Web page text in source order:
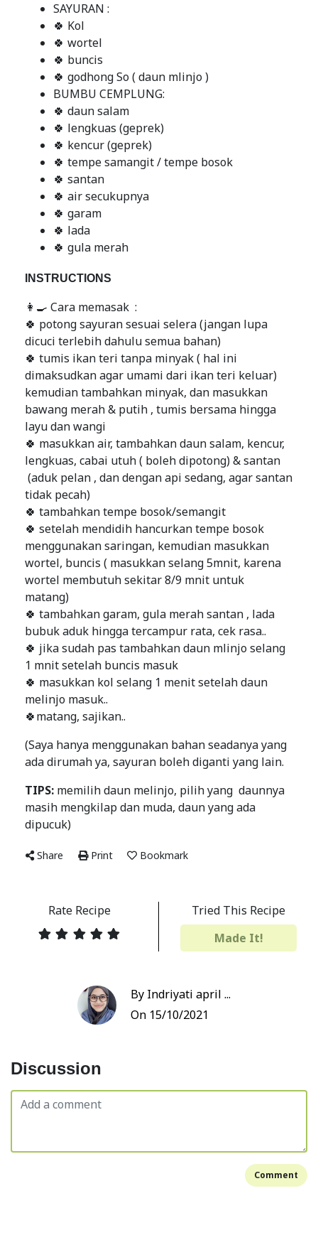
SAYURAN :
🍀 Kol
🍀 wortel
🍀 buncis
🍀 godhong So ( daun mlinjo )
BUMBU CEMPLUNG:
🍀 daun salam
🍀 lengkuas (geprek)
🍀 kencur (geprek)
🍀 tempe samangit / tempe bosok
🍀 santan
🍀 air secukupnya
🍀 garam
🍀 lada
🍀 gula merah
INSTRUCTIONS
👩‍🍳 Cara memasak :
🍀 potong sayuran sesuai selera (jangan lupa
dicuci terlebih dahulu semua bahan)
🍀 tumis ikan teri tanpa minyak ( hal ini
dimaksudkan agar umami dari ikan teri keluar)
kemudian tambahkan minyak, dan masukkan
bawang merah & putih , tumis bersama hingga
layu dan wangi
🍀 masukkan air, tambahkan daun salam, kencur,
lengkuas, cabai utuh ( boleh dipotong) & santan
(aduk pelan , dan dengan api sedang, agar santan
tidak pecah)
🍀 tambahkan tempe bosok/semangit
🍀 setelah mendidih hancurkan tempe bosok
menggunakan saringan, kemudian masukkan
wortel, buncis ( masukkan selang 5mnit, karena
wortel membutuh sekitar 8/9 mnit untuk
matang)
🍀 tambahkan garam, gula merah santan , lada
bubuk aduk hingga tercampur rata, cek rasa..
🍀 jika sudah pas tambahkan daun mlinjo selang
1 mnit setelah buncis masuk
🍀 masukkan kol selang 1 menit setelah daun
melinjo masuk..
🍀matang, sajikan..
(Saya hanya menggunakan bahan seadanya yang
ada dirumah ya, sayuran boleh diganti yang lain.
TIPS: memilih daun melinjo, pilih yang daunnya
masih mengkilap dan muda, daun yang ada
dipucuk)
Share Print Bookmark
Rate Recipe
Tried This Recipe
Made It!
By Indriyati april ...
On 15/10/2021
Discussion
Comment